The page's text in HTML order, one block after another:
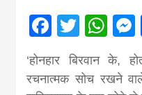
‘होनहार बिरवान के,
रचनात्मक सोच रखने